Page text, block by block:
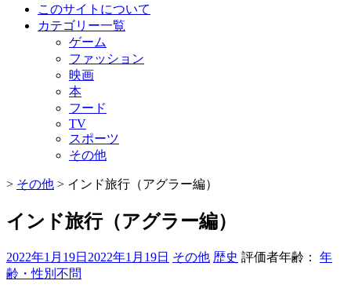
このサイトについて
カテゴリー一覧
ゲーム
ファッション
映画
本
フード
TV
スポーツ
その他
> その他 > インド旅行（アグラー編）
インド旅行（アグラー編）
2022年1月19日 2022年1月19日 その他 歴史 評価者年齢：
年
齢・性別不問